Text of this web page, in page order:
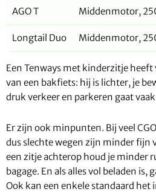
AGO T Middenmotor,
Longtail Duo Middenmotor,
Een Tenways met kinderzitje
van een bakfiets: hij is lichter, je
druk verkeer en parkeren gaat
Er zijn ook minpunten. Bij veel
dus slechte wegen zijn minder fijn
een zitje achterop houd je minder
bagage. En als alles vol beladen is,
Ook kan een enkele standaard het